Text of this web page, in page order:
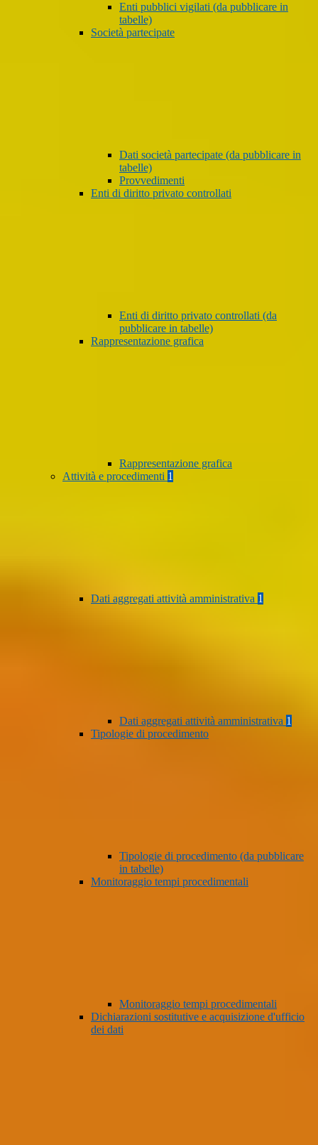
Enti pubblici vigilati (da pubblicare in
tabelle)
Società partecipate
Dati società partecipate (da pubblicare in
tabelle)
Provvedimenti
Enti di diritto privato controllati
Enti di diritto privato controllati (da
pubblicare in tabelle)
Rappresentazione grafica
Rappresentazione grafica
Attività e procedimenti 1
Dati aggregati attività amministrativa 1
Dati aggregati attività amministrativa 1
Tipologie di procedimento
Tipologie di procedimento (da pubblicare
in tabelle)
Monitoraggio tempi procedimentali
Monitoraggio tempi procedimentali
Dichiarazioni sostitutive e acquisizione d'ufficio
dei dati